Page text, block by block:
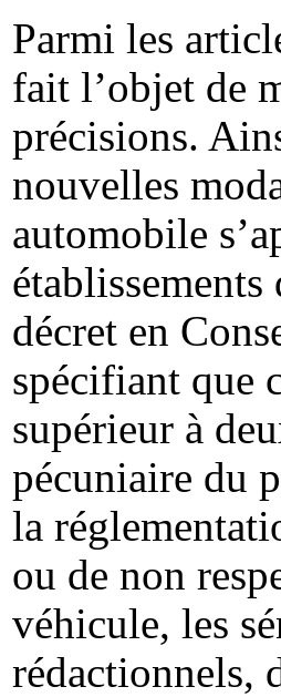
Parmi les
fait l’objet de
précisions.
nouvelles
automobile
décret en
spécifiant que
supérieur à
pécuniaire du
la
ou de non
véhicule, les
rédactionnels,